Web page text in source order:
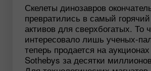
Скелеты динозавров
превратились в самый
активов для сверхбогатых. То
интересовало лишь ученых-
теперь продается на
Sothebys за десятки